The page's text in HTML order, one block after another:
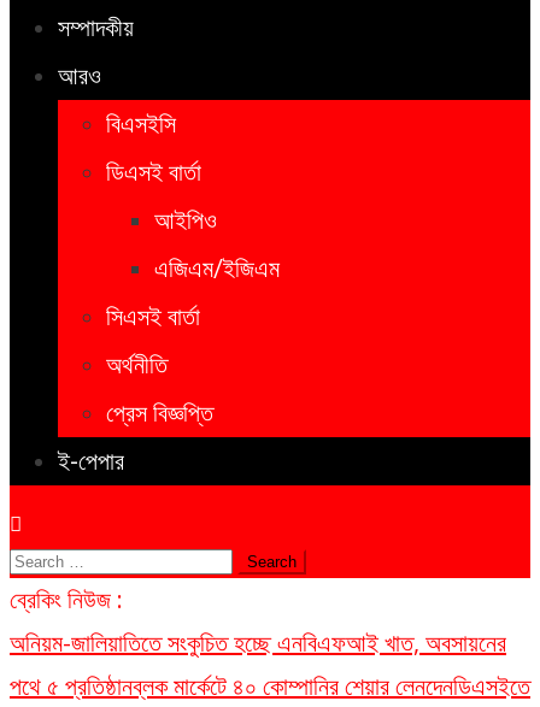
সম্পাদকীয়
আরও
বিএসইসি
ডিএসই বার্তা
আইপিও
এজিএম/ইজিএম
সিএসই বার্তা
অর্থনীতি
প্রেস বিজ্ঞপ্তি
ই-পেপার
Search
for:
ব্রেকিং নিউজ :
অনিয়ম-জালিয়াতিতে সংকুচিত হচ্ছে এনবিএফআই খাত, অবসায়নের
পথে ৫ প্রতিষ্ঠানব্লক মার্কেটে ৪০ কোম্পানির শেয়ার লেনদেনডিএসইতে